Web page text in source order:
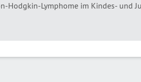
Hodgkin-Lymphome im Kindes- und